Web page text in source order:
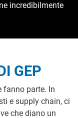
incredibilmente
GEP
fanno parte. In
e supply chain, ci
che diano un